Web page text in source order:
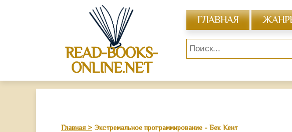
READ-BOOKS-
ONLINE.NET
ГЛАВНАЯ
Главная Экстремальное программирование - Бек Кент